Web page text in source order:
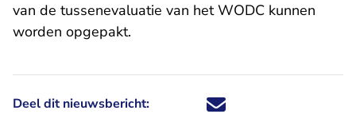
van de tussenevaluatie van het WODC kunnen
worden opgepakt.
Deel dit nieuwsbericht: Deel dit nieuwsbericht via X -
Deel dit nieuwsbericht via
Deel dit nieuwsbericht
Deel dit